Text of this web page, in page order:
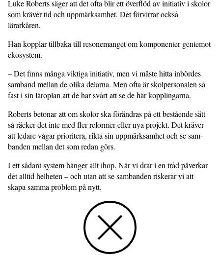
Luke Roberts säger att det ofta blir ett överflöd av initiativ i skolor
som kräver tid och uppmärksamhet. Det förvirrar också
lärarkåren.
Han kopplar tillbaka till resonemanget om komponenter gentemot
ekosystem.
– Det finns många viktiga initiativ, men vi måste hitta inbördes
samband mellan de olika delarna. Men ofta är skolperso­nalen så
fast i sin läroplan att de har svårt att se de här kopplingarna.
Roberts betonar att om skolor ska för­ändras på ett bestående sätt
så räcker det inte med fler reformer eller nya projekt. Det kräver
att ledare vågar prioritera, rikta sin uppmärksamhet och se sam-
banden mellan det som redan görs.
I ett sådant system hänger allt ihop. När vi drar i en tråd påverkar
det alltid helheten – och utan att se sambanden riskerar vi att
skapa samma problem på nytt.